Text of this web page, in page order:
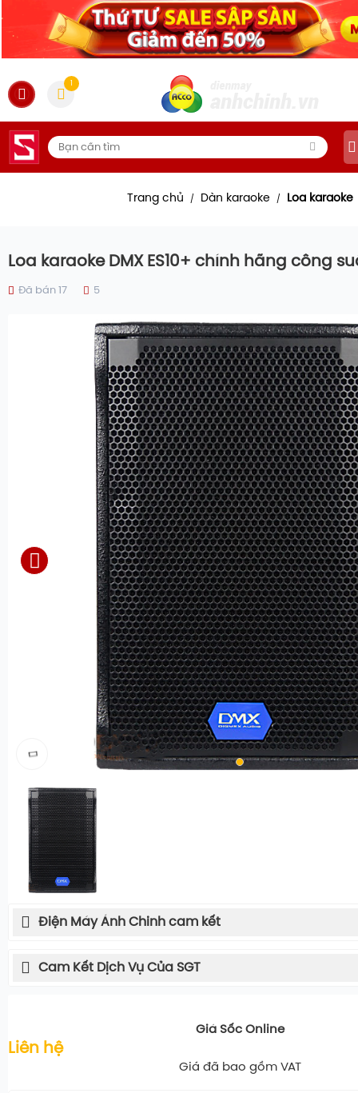
Trang chủ / Dàn karaoke / Loa karaoke
Loa karaoke DMX ES10+ chính hãng công
Đã bán 17 5
Điện Máy Ánh Chinh cam kết
Cam Kết Dịch Vụ Của SGT
Giá Sốc Online
Liên hệ
Giá đã bao gồm VAT